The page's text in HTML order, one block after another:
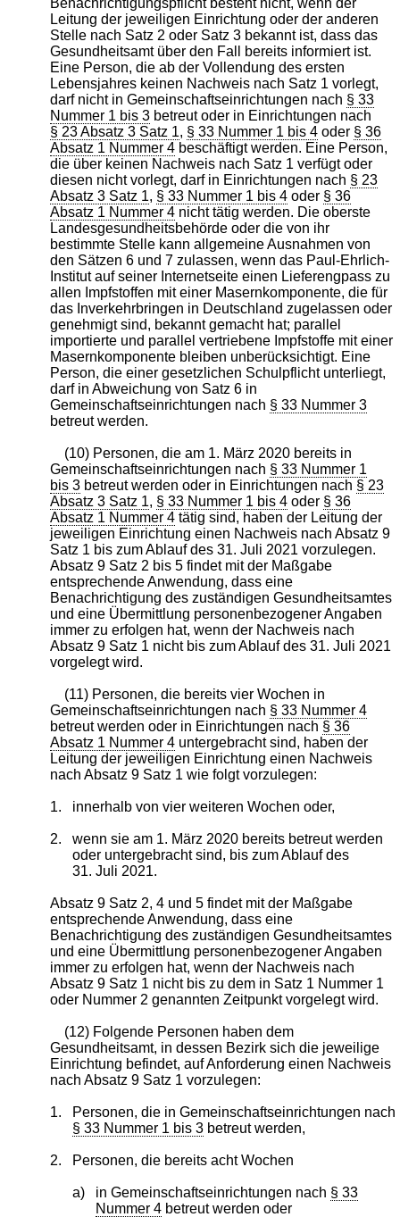
Leitung der jeweiligen Einrichtung oder der anderen
Stelle nach Satz 2 oder Satz 3 bekannt ist, dass das
Gesundheitsamt über den Fall bereits informiert ist.
Eine Person, die ab der Vollendung des ersten
Lebensjahres keinen Nachweis nach Satz 1 vorlegt,
darf nicht in Gemeinschaftseinrichtungen nach § 33
Nummer 1 bis 3betreut oder in Einrichtungen nach
§ 23 Absatz 3 Satz 1, § 33 Nummer 1 bis 4oder § 36
Absatz 1 Nummer 4beschäftigt werden. Eine Person,
die über keinen Nachweis nach Satz 1 verfügt oder
diesen nicht vorlegt, darf in Einrichtungen nach § 23
Absatz 3 Satz 1, § 33 Nummer 1 bis 4oder § 36
Absatz 1 Nummer 4nicht tätig werden. Die oberste
Landesgesundheitsbehörde oder die von ihr
bestimmte Stelle kann allgemeine Ausnahmen von
den Sätzen 6 und 7 zulassen, wenn das Paul-Ehrlich-
Institut auf seiner Internetseite einen Lieferengpass zu
allen Impfstoffen mit einer Masernkomponente, die für
das Inverkehrbringen in Deutschland zugelassen oder
genehmigt sind, bekannt gemacht hat; parallel
importierte und parallel vertriebene Impfstoffe mit einer
Masernkomponente bleiben unberücksichtigt. Eine
Person, die einer gesetzlichen Schulpflicht unterliegt,
darf in Abweichung von Satz 6 in
Gemeinschaftseinrichtungen nach § 33 Nummer 3
betreut werden.
(10) Personen, die am 1. März 2020 bereits in
Gemeinschaftseinrichtungen nach § 33 Nummer 1
bis 3betreut werden oder in Einrichtungen nach § 23
Absatz 3 Satz 1, § 33 Nummer 1 bis 4oder § 36
Absatz 1 Nummer 4tätig sind, haben der Leitung der
jeweiligen Einrichtung einen Nachweis nach Absatz 9
Satz 1 bis zum Ablauf des 31. Juli 2021 vorzulegen.
Absatz 9 Satz 2 bis 5 findet mit der Maßgabe
entsprechende Anwendung, dass eine
Benachrichtigung des zuständigen Gesundheitsamtes
und eine Übermittlung personenbezogener Angaben
immer zu erfolgen hat, wenn der Nachweis nach
Absatz 9 Satz 1 nicht bis zum Ablauf des 31. Juli 2021
vorgelegt wird.
(11) Personen, die bereits vier Wochen in
Gemeinschaftseinrichtungen nach § 33 Nummer 4
betreut werden oder in Einrichtungen nach § 36
Absatz 1 Nummer 4untergebracht sind, haben der
Leitung der jeweiligen Einrichtung einen Nachweis
nach Absatz 9 Satz 1 wie folgt vorzulegen:
1. innerhalb von vier weiteren Wochen oder,
2.
wenn sie am 1. März 2020 bereits betreut werden
oder untergebracht sind, bis zum Ablauf des
31. Juli 2021.
Absatz 9 Satz 2, 4 und 5 findet mit der Maßgabe
entsprechende Anwendung, dass eine
Benachrichtigung des zuständigen Gesundheitsamtes
und eine Übermittlung personenbezogener Angaben
immer zu erfolgen hat, wenn der Nachweis nach
Absatz 9 Satz 1 nicht bis zu dem in Satz 1 Nummer 1
oder Nummer 2 genannten Zeitpunkt vorgelegt wird.
(12) Folgende Personen haben dem
Gesundheitsamt, in dessen Bezirk sich die jeweilige
Einrichtung befindet, auf Anforderung einen Nachweis
nach Absatz 9 Satz 1 vorzulegen:
1.
Personen, die in Gemeinschaftseinrichtungen nach
§ 33 Nummer 1 bis 3 betreut werden,
2. Personen, die bereits acht Wochen
a) in Gemeinschaftseinrichtungen nach § 33
Nummer 4betreut werden oder